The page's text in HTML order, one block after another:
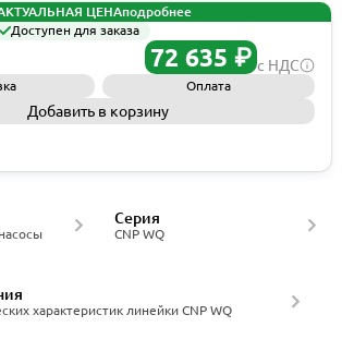
ЦЕНАподробнее
Доступен для заказа
72 635 ₽ с НДС
Оплата
Добавить в корзину
CNP WQ
Серия
характеристик линейки CNP WQ